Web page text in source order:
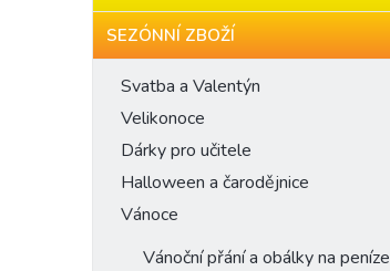
SEZÓNNÍ ZBOŽÍ
Svatba a Valentýn
Velikonoce
Dárky pro učitele
Halloween a čarodějnice
Vánoce
Vánoční přání a obálky na peníze